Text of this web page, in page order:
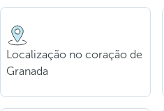
Localização no coração de
Granada